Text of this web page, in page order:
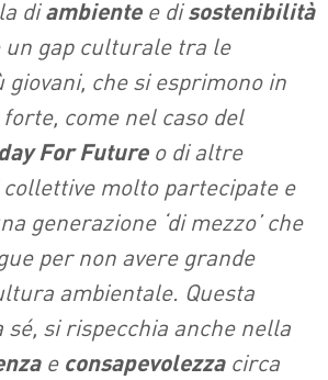
diambientee disostenibilità
un gap culturale tra le
giovani, che si esprimono in
come nel caso del
For Futureo di altre
molto partecipate e
generazione ‘di mezzo’ che
per non avere grande
ambientale. Questa
sé, si rispecchia anche nella
e consapevolezzacirca